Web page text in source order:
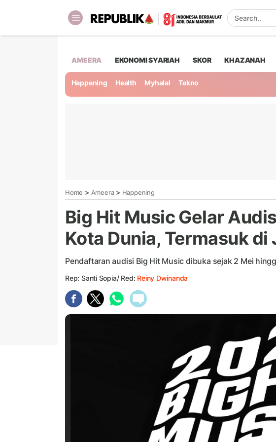
AMEERA EKONOMI SYARIAH SKOR KHAZANAH
Happening Health Myhalal Tekno
Home > Ameera> Happening
Big Hit Music Gelar
Kota Dunia, Termasuk di
Pendaftaran audisi Big Hit Music dibuka sejak 2 Mei
Rep: Santi Sopia/ Red: Reiny Dwinanda